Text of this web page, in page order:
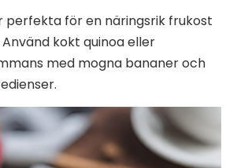
perfekta för en näringsrik frukost
kokt quinoa eller
med mogna bananer och